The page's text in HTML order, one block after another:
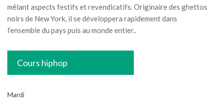
mêlant aspects festifs et revendicatifs. Originaire des ghettos
noirs de New York, il se développera rapidement dans
l’ensemble du pays puis au monde entier..
Cours hiphop
Mardi